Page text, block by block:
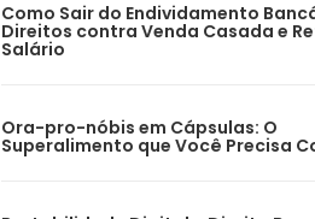
Como Sair do Endividamento
Direitos contra Venda Casada e
Salário
Ora-pro-nóbis em Cápsulas: O
Superalimento que Você Precisa